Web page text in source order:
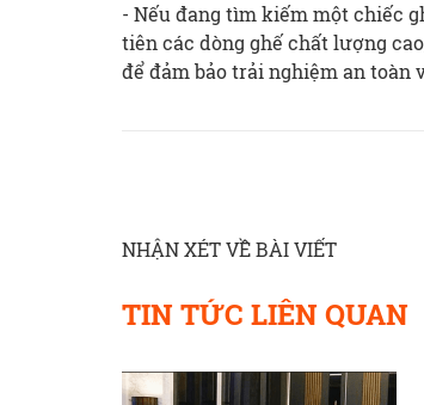
- Nếu đang tìm kiếm một chiếc
tiên các dòng ghế chất lượng
để đảm bảo trải nghiệm an toàn
NHẬN XÉT VỀ BÀI VIẾT
TIN TỨC LIÊN QUAN